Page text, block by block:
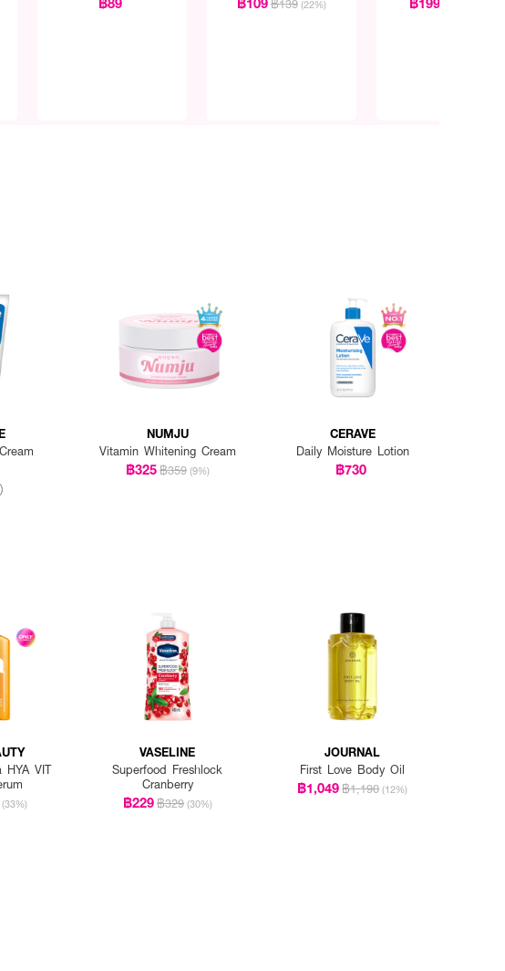
฿139 (22%)
NUMJU
Vitamin Whitening Cream
฿325฿359 (9%)
CERAVE
Daily Moisture Lotion
฿730
HYA VIT
(33%)
VASELINE
Superfood Freshlock
Cranberry
฿229฿329 (30%)
JOURNAL
First Love Body Oil
฿1,049฿1,190 (12%)